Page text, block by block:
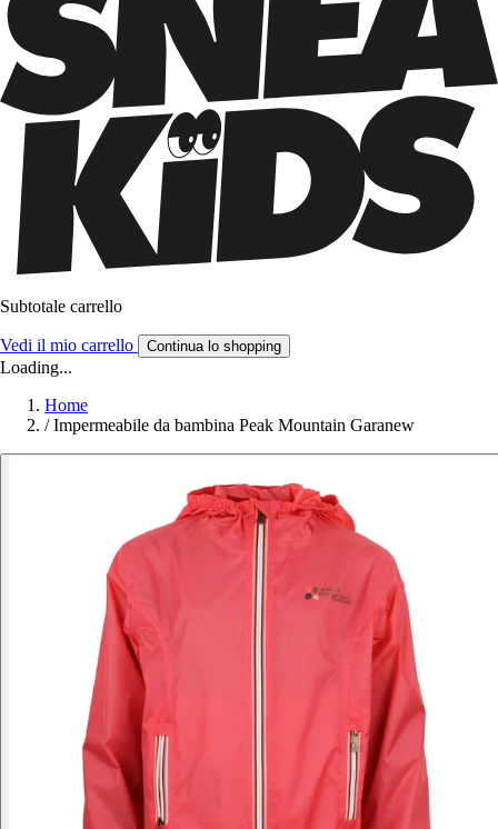
Subtotale carrello
Vedi il mio carrello Continua lo shopping
Loading...
Home
/ Impermeabile da bambina Peak Mountain Garanew